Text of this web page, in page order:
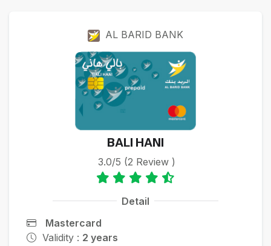
AL BARID BANK
BALI HANI
3.0/5 (2 Review )
Detail
Mastercard
Validity : 2 years